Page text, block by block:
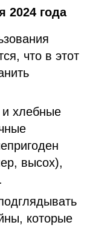
2024 года
что в этот
и хлебные
высох),
которые